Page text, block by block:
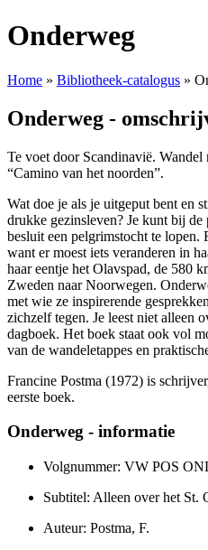
Onderweg
Home » Bibliotheek-catalogus »
Onderweg -
Te voet door Scandinavië. Wandel
“Camino van het noorden”.
Wat doe je als je uitgeput bent en
drukke gezinsleven? Je kunt bij
besluit een pelgrimstocht te lopen.
want er moest iets veranderen in
haar eentje het Olavspad, de 580
Zweden naar Noorwegen.
met wie ze inspirerende
zichzelf tegen. Je leest niet alleen
dagboek. Het boek staat ook vol
van de wandeletappes en
Francine Postma (1972) is
eerste boek.
Onderweg - informatie
Volgnummer: VW POS
Subtitel: Alleen over het St.
Auteur: Postma, F.